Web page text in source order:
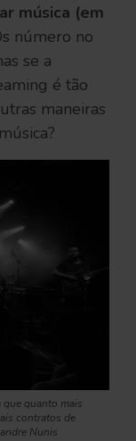
música (em
número no
se a
é tão
maneiras
quanto mais
contratos de
Nunis